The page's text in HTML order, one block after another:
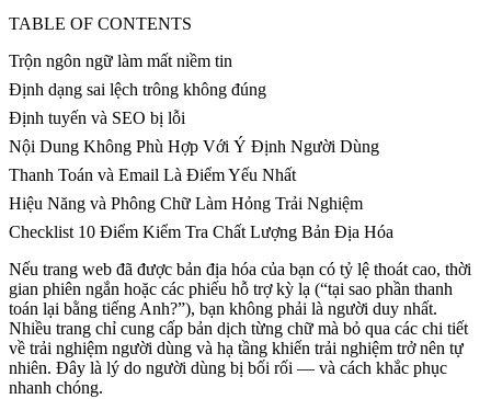
TABLE OF CONTENTS
Trộn ngôn ngữ làm mất niềm tin
Định dạng sai lệch trông không đúng
Định tuyến và SEO bị lỗi
Nội Dung Không Phù Hợp Với Ý Định Người Dùng
Thanh Toán và Email Là Điểm Yếu Nhất
Hiệu Năng và Phông Chữ Làm Hỏng Trải Nghiệm
Checklist 10 Điểm Kiểm Tra Chất Lượng Bản Địa Hóa
Nếu trang web đã được bản địa hóa của bạn có tỷ lệ thoát cao, thời
gian phiên ngắn hoặc các phiếu hỗ trợ kỳ lạ (“tại sao phần thanh
toán lại bằng tiếng Anh?”), bạn không phải là người duy nhất.
Nhiều trang chỉ cung cấp bản dịch từng chữ mà bỏ qua các chi tiết
về trải nghiệm người dùng và hạ tầng khiến trải nghiệm trở nên tự
nhiên. Đây là lý do người dùng bị bối rối — và cách khắc phục
nhanh chóng.